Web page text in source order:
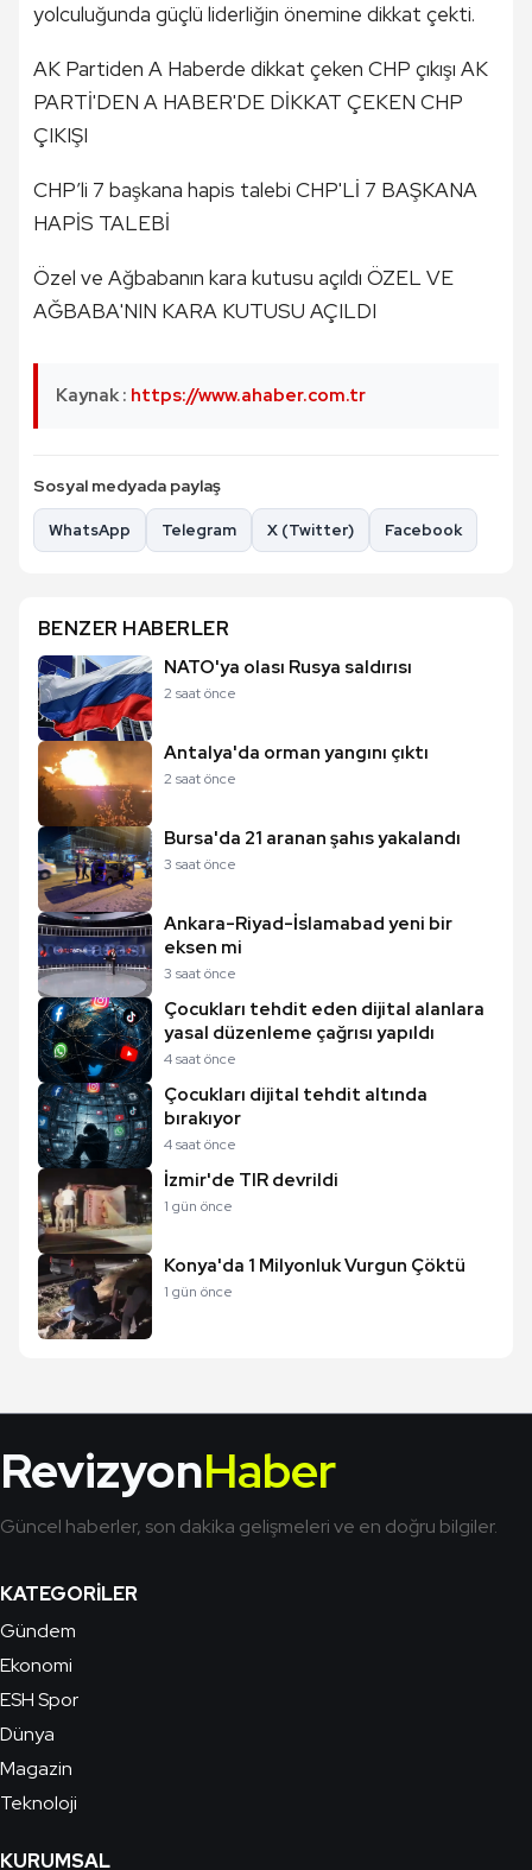
yolculuğunda güçlü liderliğin önemine dikkat çekti.
AK Partiden A Haberde dikkat çeken CHP çıkışı AK
PARTİ'DEN A HABER'DE DİKKAT ÇEKEN CHP
ÇIKIŞI
CHP’li 7 başkana hapis talebi CHP'Lİ 7 BAŞKANA
HAPİS TALEBİ
Özel ve Ağbabanın kara kutusu açıldı ÖZEL VE
AĞBABA'NIN KARA KUTUSU AÇILDI
Kaynak : https://www.ahaber.com.tr
Sosyal medyada paylaş
WhatsApp Telegram X (Twitter) Facebook
BENZER HABERLER
NATO'ya olası Rusya saldırısı
2 saat önce
Antalya'da orman yangını çıktı
2 saat önce
Bursa'da 21 aranan şahıs yakalandı
3 saat önce
Ankara-Riyad-İslamabad yeni bir
eksen mi
3 saat önce
Çocukları tehdit eden dijital alanlara
yasal düzenleme çağrısı yapıldı
4 saat önce
Çocukları dijital tehdit altında
bırakıyor
4 saat önce
İzmir'de TIR devrildi
1 gün önce
Konya'da 1 Milyonluk Vurgun Çöktü
1 gün önce
RevizyonHaber
Güncel haberler, son dakika gelişmeleri ve en doğru bilgiler.
KATEGORILER
Gündem
Ekonomi
ESH Spor
Dünya
Magazin
Teknoloji
KURUMSAL